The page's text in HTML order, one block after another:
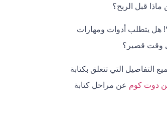
قبل الربح؟
هل يتطلب أدوات ومهارات
وقت قصير؟
التي تتعلق بكتابة
دوت كوم عن مراحل كتابة